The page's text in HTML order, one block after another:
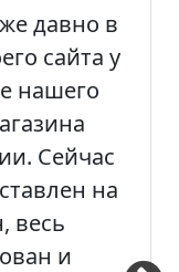
давно в
сайта у
нашего
Сейчас
на
весь
и